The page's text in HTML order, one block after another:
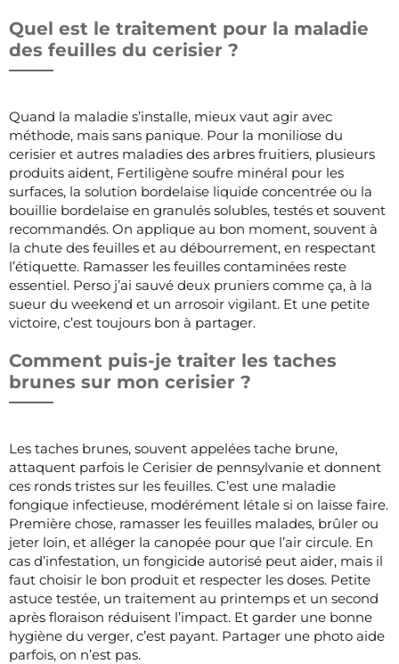
Quel est le traitement pour la maladie
des feuilles du cerisier ?
Quand la maladie s’installe, mieux vaut agir avec
méthode, mais sans panique. Pour la moniliose du
cerisier et autres maladies des arbres fruitiers, plusieurs
produits aident, Fertiligène soufre minéral pour les
surfaces, la solution bordelaise liquide concentrée ou la
bouillie bordelaise en granulés solubles, testés et souvent
recommandés. On applique au bon moment, souvent à
la chute des feuilles et au débourrement, en respectant
l’étiquette. Ramasser les feuilles contaminées reste
essentiel. Perso j’ai sauvé deux pruniers comme ça, à la
sueur du weekend et un arrosoir vigilant. Et une petite
victoire, c’est toujours bon à partager.
Comment puis-je traiter les taches
brunes sur mon cerisier ?
Les taches brunes, souvent appelées tache brune,
attaquent parfois le Cerisier de pennsylvanie et donnent
ces ronds tristes sur les feuilles. C’est une maladie
fongique infectieuse, modérément létale si on laisse faire.
Première chose, ramasser les feuilles malades, brûler ou
jeter loin, et alléger la canopée pour que l’air circule. En
cas d’infestation, un fongicide autorisé peut aider, mais il
faut choisir le bon produit et respecter les doses. Petite
astuce testée, un traitement au printemps et un second
après floraison réduisent l’impact. Et garder une bonne
hygiène du verger, c’est payant. Partager une photo aide
parfois, on n’est pas.